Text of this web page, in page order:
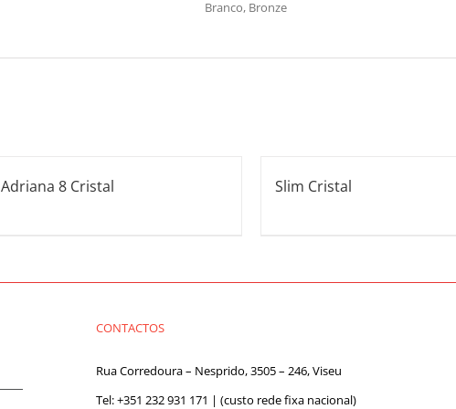
Branco, Bronze
Adriana 8 Cristal Slim Cristal
CONTACTOS
Rua Corredoura – Nesprido, 3505 – 246, Viseu
Tel:+351 232 931 171 | (custo rede fixa nacional)